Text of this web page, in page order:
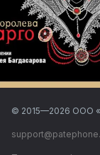
© 2015—2026 ООО